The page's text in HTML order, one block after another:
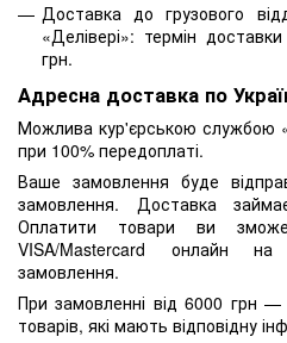
Доставка до грузового
«Делівері»: термін
грн.
Адресна доставка по
Можлива кур'єрською службою
при 100% передоплаті.
Ваше замовлення буде
замовлення. Доставка
Оплатити товари ви
VISA/Mastercard онлайн
замовлення.
При замовленні від 6000 грн
товарів, які мають відповідну